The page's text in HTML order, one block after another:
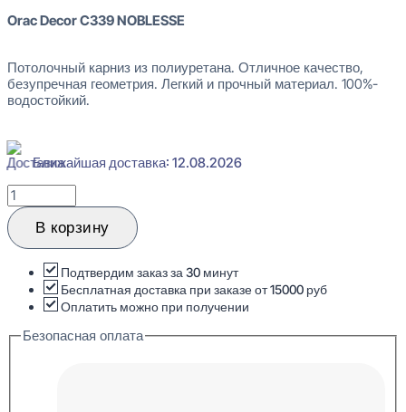
Orac Decor C339 NOBLESSE
Потолочный карниз из полиуретана. Отличное качество,
безупречная геометрия. Легкий и прочный материал. 100%-
водостойкий.
Ближайшая доставка: 12.08.2026
Количество
товара
Orac
Decor
NOBLESSE
Карниз
потолочный
В корзину
Подтвердим заказ за 30 минут
Бесплатная доставка при заказе от 15000 руб
Оплатить можно при получении
Безопасная оплата